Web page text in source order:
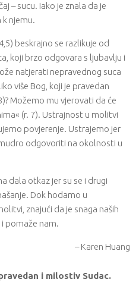
– sucu. Iako je znala da je
njemu.
beskrajno se razlikuje od
koji brzo odgovara s ljubavlju i
natjerati nepravednog suca
više Bog, koji je pravedan
Možemo mu vjerovati da će
(r. 7). Ustrajnost u molitvi
povjerenje. Ustrajemo jer
odgovoriti na okolnosti u
dala otkaz jer su se i drugi
Dok hodamo u
znajući da je snaga naših
pomaže nam.
– Karen Huang
i milostiv Sudac.